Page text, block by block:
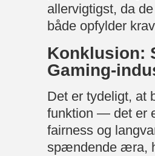
allervigtigst, da
både opfylder
Konklusion:
Gaming-
Det er tydeligt, at
funktion — det er
fairness og
spændende æra,